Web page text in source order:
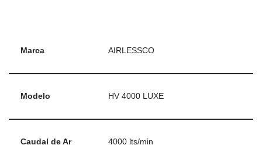
Marca AIRLESSCO
Modelo HV 4000 LUXE
Caudal de Ar 4000 lts/min